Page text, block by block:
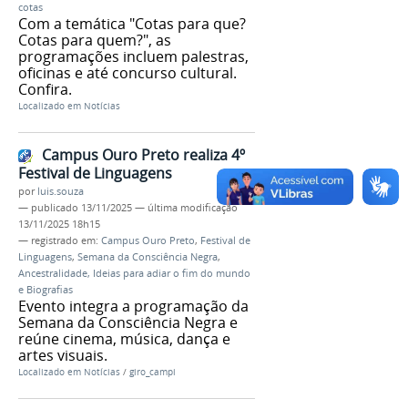
cotas
Com a temática "Cotas para que?
Cotas para quem?", as
programações incluem palestras,
oficinas e até concurso cultural.
Confira.
Localizado em Notícias
Campus Ouro Preto realiza 4º
Festival de Linguagens
por luis.souza
— publicado 13/11/2025 — última modificação
13/11/2025 18h15
— registrado em: Campus Ouro Preto, Festival de
Linguagens, Semana da Consciência Negra,
Ancestralidade, Ideias para adiar o fim do mundo
e Biografias
Evento integra a programação da
Semana da Consciência Negra e
reúne cinema, música, dança e
artes visuais.
Localizado em Notícias / giro_campi